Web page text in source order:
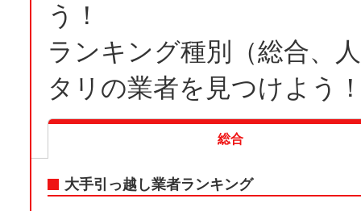
う！
ランキング種別（総合、
タリの業者を見つけよう
総合
大手引っ越し業者ランキング